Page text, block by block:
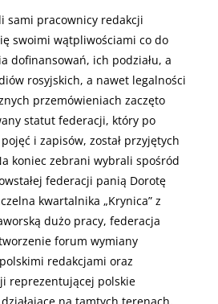
sami pracownicy redakcji
swoimi wątpliwościami co do
dofinansowań, ich podziału, a
rosyjskich, a nawet legalności
przemówieniach zaczęto
statut federacji, który po
i zapisów, został przyjętych
koniec zebrani wybrali spośród
federacji panią Dorotę
kwartalnika „Krynica” z
dużo pracy, federacja
forum wymiany
redakcjami oraz
reprezentującej polskie